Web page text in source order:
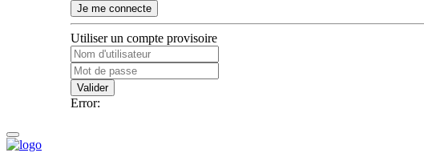
Je me connecte
Utiliser un compte provisoire
Valider
Error: